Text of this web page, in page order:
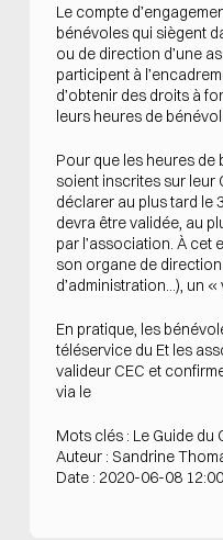
Le compte
bénévoles qui siègent
ou de direction d’une
participent à
d’obtenir des droits à
leurs heures de
Pour que les heures
soient inscrites sur leur
déclarer au plus tard le
devra être validée, au
par l’association. À cet
son organe de
d’administration…), un «
En pratique, les
téléservice du Et les
valideur CEC et
via le
Mots clés : Le Guide
Auteur : Sandrine
Date : 2020-06-08